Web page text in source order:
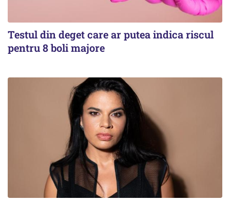
Testul din deget care ar putea indica riscul
pentru 8 boli majore